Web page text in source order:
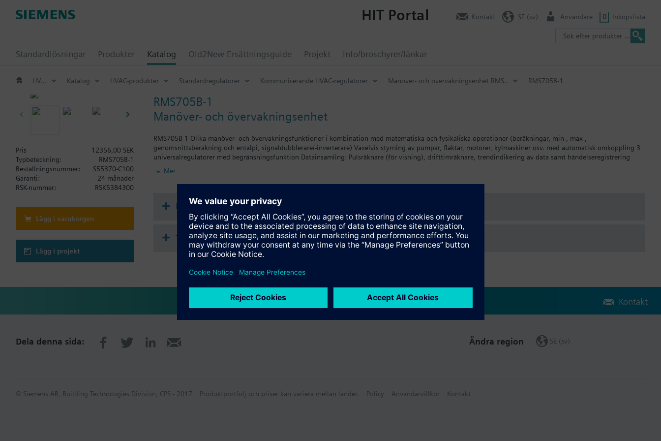
Standardlösningar Produkter Katalog Old2New Ersättningsguide Projekt Info/broschyrer/länkar
HIT Portal Kontakt SE (sv) Användare 0 Inköpslista
HVAC-produkter Katalog HVAC-produkter Standardregulatorer Kommunicerande HVAC-regulatorer Manöver- och övervakningsenhet RMS.. RMS705B-1
RMS705B-1
Manöver- och övervakningsenhet
RMS705B-1 Olika manöver- och övervakningsfunktioner i kombination med matematiska och fysikaliska operationer (beräkningar, min-, max-,
genomsnittsberäkning och entalpi, signaldubblerare/-inverterare) Växelvis styrning av pumpar, fläktar, motorer, kylmaskiner osv. med automatisk omkoppling 3
universalregulatorer med begränsningsfunktion Datainsamling: Pulsräknare (för visning), drifttimräknare, trendindikering av data samt händelseregistrering
övervakning/larm Modulärt utvidgbar med tillsatsmodulerna RMZ785, RMZ787 och RMZ788 Menystyrd betjäning med separat betjäningsenhet: alternativt för
insticksmontering eller frontmontering Konnex-bussanslutning för betjänings- och processinformation
Mer
Pris
12356,00 SEK
Typbeteckning:
RMS705B-1
Beställningsnummer:
S55370-C100
Garanti:
24 månader
RSK-nummer:
RSK5384300
Lägg i varukorgen
Lägg i projekt
Dokumentation
Teknisk sammanfattning
Kontakt
Dela denna sida: Ändra region SE (sv)
© Siemens AB, Building Technologies Division, CPS - 2017 Produktportfölj och priser kan variera mellan länder. Policy Användarvillkor Kontakt